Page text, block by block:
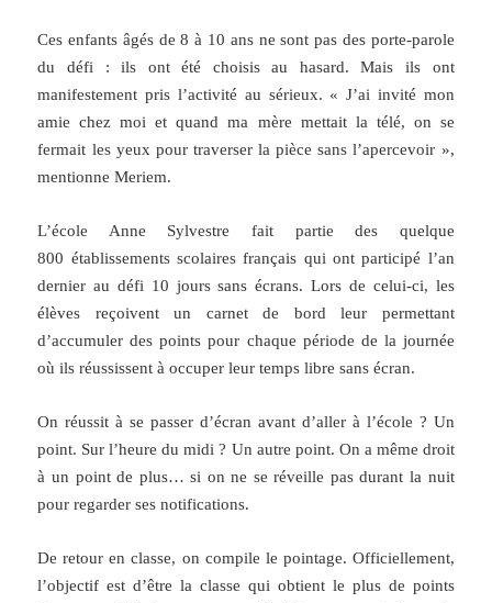
Ces enfants âgés de 8 à 10 ans ne sont pas des porte-parole
du défi : ils ont été choisis au hasard. Mais ils ont
manifestement pris l’activité au sérieux. « J’ai invité mon
amie chez moi et quand ma mère mettait la télé, on se
fermait les yeux pour traverser la pièce sans l’apercevoir »,
mentionne Meriem.
L’école Anne Sylvestre fait partie des quelque
800 établissements scolaires français qui ont participé l’an
dernier au défi 10 jours sans écrans. Lors de celui-ci, les
élèves reçoivent un carnet de bord leur permettant
d’accumuler des points pour chaque période de la journée
où ils réussissent à occuper leur temps libre sans écran.
On réussit à se passer d’écran avant d’aller à l’école ? Un
point. Sur l’heure du midi ? Un autre point. On a même droit
à un point de plus… si on ne se réveille pas durant la nuit
pour regarder ses notifications.
De retour en classe, on compile le pointage. Officiellement,
l’objectif est d’être la classe qui obtient le plus de points